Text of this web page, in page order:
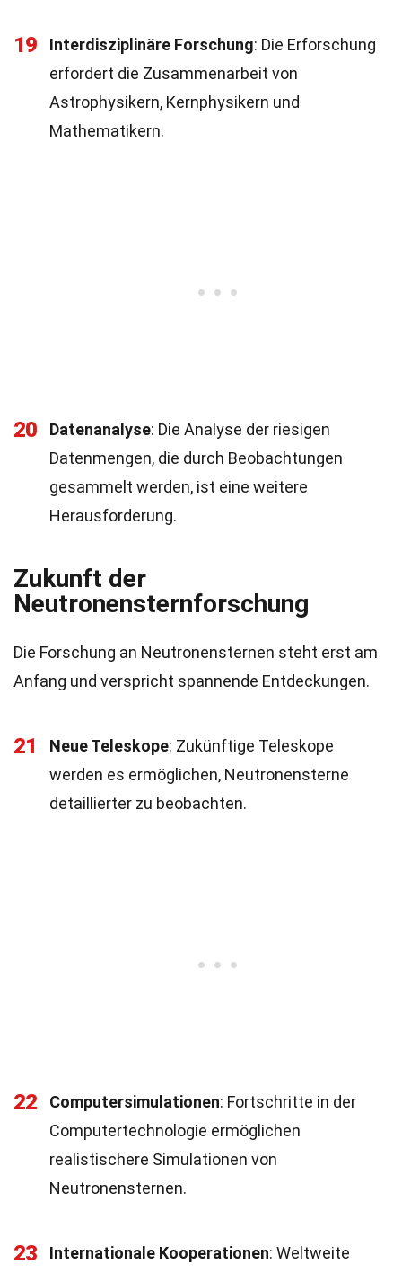
19 Interdisziplinäre Forschung: Die Erforschung
erfordert die Zusammenarbeit von
Astrophysikern, Kernphysikern und
Mathematikern.
20 Datenanalyse: Die Analyse der riesigen
Datenmengen, die durch Beobachtungen
gesammelt werden, ist eine weitere
Herausforderung.
Zukunft der
Neutronensternforschung
Die Forschung an Neutronensternen steht erst am
Anfang und verspricht spannende Entdeckungen.
21 Neue Teleskope: Zukünftige Teleskope
werden es ermöglichen, Neutronensterne
detaillierter zu beobachten.
22 Computersimulationen: Fortschritte in der
Computertechnologie ermöglichen
realistischere Simulationen von
Neutronensternen.
23 Internationale Kooperationen: Weltweite